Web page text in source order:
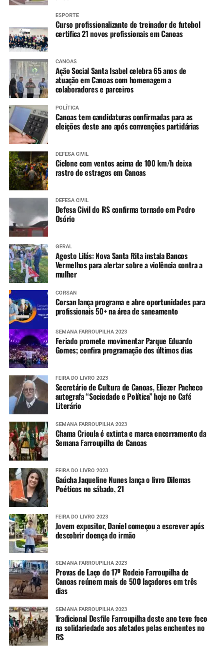
ESPORTE
Curso profissionalizante de treinador de futebol
certifica 21 novos profissionais em Canoas
CANOAS
Ação Social Santa Isabel celebra 65 anos de
atuação em Canoas com homenagem a
colaboradores e parceiros
POLÍTICA
Canoas tem candidaturas confirmadas para as
eleições deste ano após convenções partidárias
DEFESA CIVIL
Ciclone com ventos acima de 100 km/h deixa
rastro de estragos em Canoas
DEFESA CIVIL
Defesa Civil do RS confirma tornado em Pedro
Osório
GERAL
Agosto Lilás: Nova Santa Rita instala Bancos
Vermelhos para alertar sobre a violência contra a
mulher
CORSAN
Corsan lança programa e abre oportunidades para
profissionais 50+ na área de saneamento
SEMANA FARROUPILHA 2023
Feriado promete movimentar Parque Eduardo
Gomes; confira programação dos últimos dias
FEIRA DO LIVRO 2023
Secretário de Cultura de Canoas, Eliezer Pacheco
autografa “Sociedade e Política” hoje no Café
Literário
SEMANA FARROUPILHA 2023
Chama Crioula é extinta e marca encerramento da
Semana Farroupilha de Canoas
FEIRA DO LIVRO 2023
Gaúcha Jaqueline Nunes lança o livro Dilemas
Poéticos no sábado, 21
FEIRA DO LIVRO 2023
Jovem expositor, Daniel começou a escrever após
descobrir doença do irmão
SEMANA FARROUPILHA 2023
Provas de Laço do 17º Rodeio Farroupilha de
Canoas reúnem mais de 500 laçadores em três
dias
SEMANA FARROUPILHA 2023
Tradicional Desfile Farroupilha deste ano teve foco
na solidariedade aos afetados pelas enchentes no
RS